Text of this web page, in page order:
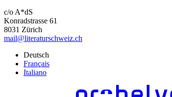
c/o A*dS
Konradstrasse 61
8031 Zürich
mail@literaturschweiz.ch
Deutsch
Français
Italiano